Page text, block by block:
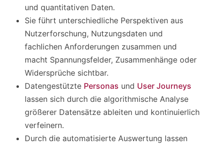
und quantitativen Daten.
Sie führt unterschiedliche Perspektiven aus
Nutzerforschung, Nutzungsdaten und
fachlichen Anforderungen zusammen und
macht Spannungsfelder, Zusammenhänge oder
Widersprüche sichtbar.
Datengestützte Personas und User Journeys
lassen sich durch die algorithmische Analyse
größerer Datensätze ableiten und kontinuierlich
verfeinern.
Durch die automatisierte Auswertung lassen